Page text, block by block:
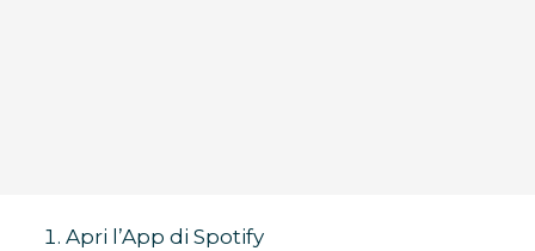
Apri l’App di Spotify